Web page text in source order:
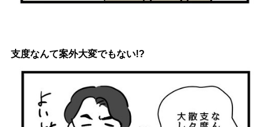
支度なんて案外大変でもない!?